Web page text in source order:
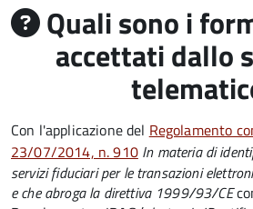
Quali sono i
accettati dallo
Con l'applicazione del Regolamento
23/07/2014, n. 910 In materia di
servizi fiduciari per le transazioni
e che abroga la direttiva 1999/93/CE